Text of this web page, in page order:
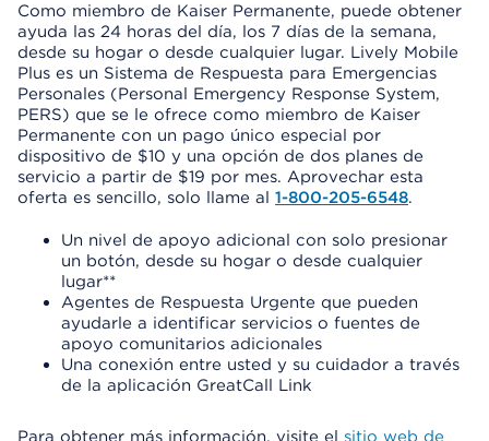
Como miembro de Kaiser Permanente, puede obtener
ayuda las 24 horas del día, los 7 días de la semana,
desde su hogar o desde cualquier lugar. Lively Mobile
Plus es un Sistema de Respuesta para Emergencias
Personales (Personal Emergency Response System,
PERS) que se le ofrece como miembro de Kaiser
Permanente con un pago único especial por
dispositivo de $10 y una opción de dos planes de
servicio a partir de $19 por mes. Aprovechar esta
oferta es sencillo, solo llame al 1-800-205-6548.
Un nivel de apoyo adicional con solo presionar
un botón, desde su hogar o desde cualquier
lugar**
Agentes de Respuesta Urgente que pueden
ayudarle a identificar servicios o fuentes de
apoyo comunitarios adicionales
Una conexión entre usted y su cuidador a través
de la aplicación GreatCall Link
Para obtener más información, visite el sitio web de